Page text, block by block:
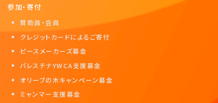
参加・寄付
賛助員・会員
クレジットカードによるご寄付
ピースメーカーズ募金
パレスチナYWCA支援募金
オリーブの木キャンペーン募金
ミャンマー支援募金